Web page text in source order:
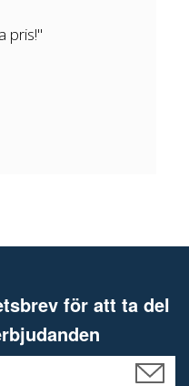
pris!"
för att ta del